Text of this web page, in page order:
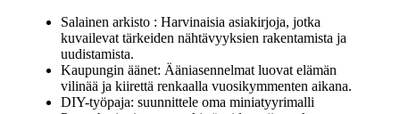
Salainen arkisto : Harvinaisia asiakirjoja, jotka
kuvailevat tärkeiden nähtävyyksien rakentamista ja
uudistamista.
Kaupungin äänet: Ääniasennelmat luovat elämän
vilinää ja kiirettä renkaalla vuosikymmenten aikana.
DIY-työpaja: suunnittele oma miniatyyrimalli